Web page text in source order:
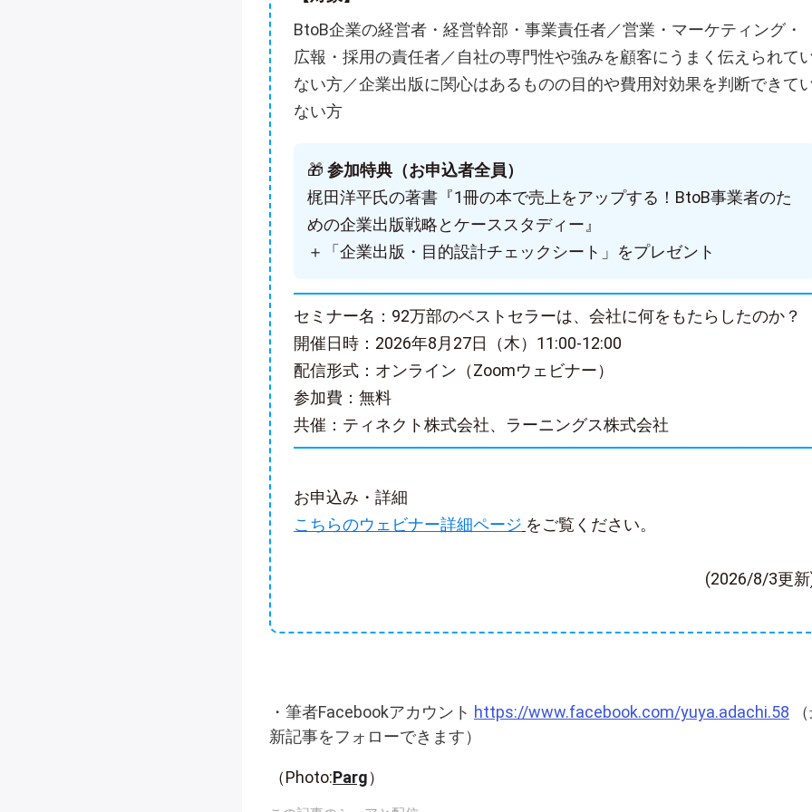
BtoB企業の経営者・経営幹部・事業責任者／営業・マーケティング・
広報・採用の責任者／自社の専門性や強みを顧客にうまく伝えられて
ない方／企業出版に関心はあるものの目的や費用対効果を判断できて
ない方
🎁 参加特典（お申込者全員）
梶田洋平氏の著書『1冊の本で売上をアップする！BtoB事業者のた
めの企業出版戦略とケーススタディー』
＋「企業出版・目的設計チェックシート」をプレゼント
セミナー名：92万部のベストセラーは、会社に何をもたらしたのか？
開催日時：2026年8月27日（木）11:00-12:00
配信形式：オンライン（Zoomウェビナー）
参加費：無料
共催：ティネクト株式会社、ラーニングス株式会社
お申込み・詳細
こちらのウェビナー詳細ページ をご覧ください。
(2026/8/3更
・筆者Facebookアカウント https://www.facebook.com/yuya.adachi.58
新記事をフォローできます）
（Photo:Parg）